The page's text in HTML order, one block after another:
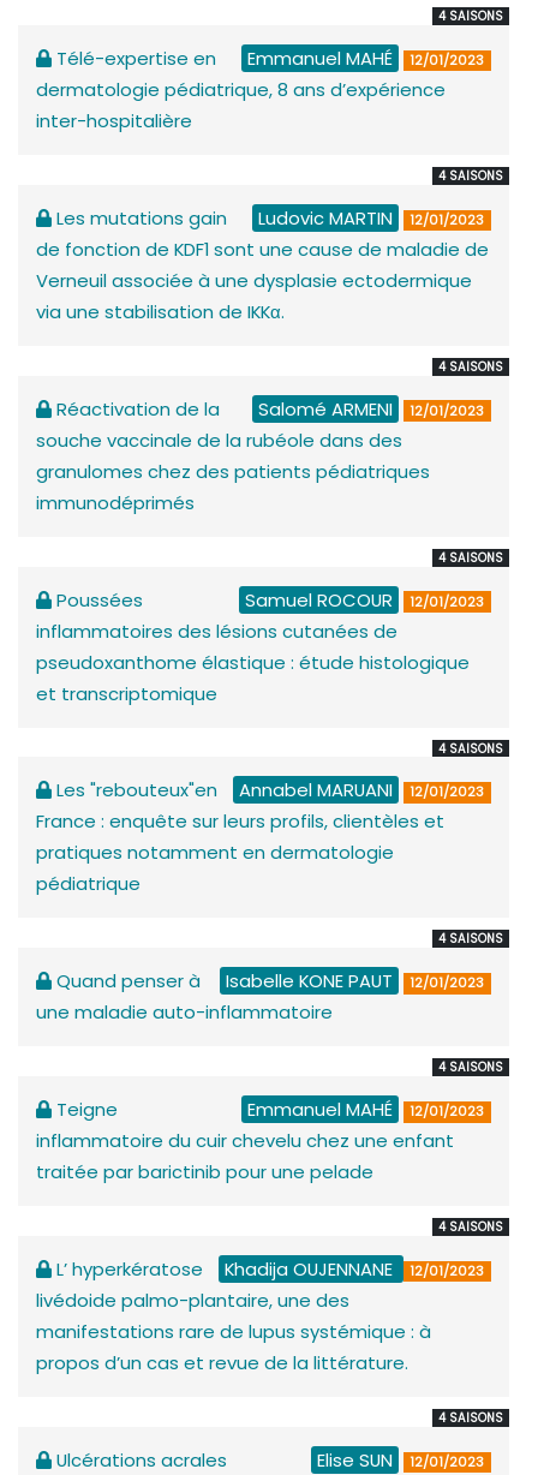
4 SAISONS
Emmanuel MAHÉ 12/01/2023
Télé-expertise en
dermatologie pédiatrique, 8 ans d’expérience
inter-hospitalière
4 SAISONS
Ludovic MARTIN 12/01/2023
Les mutations gain
de fonction de KDF1 sont une cause de maladie de
Verneuil associée à une dysplasie ectodermique
via une stabilisation de IKKα.
4 SAISONS
Salomé ARMENI 12/01/2023
Réactivation de la
souche vaccinale de la rubéole dans des
granulomes chez des patients pédiatriques
immunodéprimés
4 SAISONS
Samuel ROCOUR 12/01/2023
Poussées
inflammatoires des lésions cutanées de
pseudoxanthome élastique : étude histologique
et transcriptomique
4 SAISONS
Annabel MARUANI 12/01/2023
Les "rebouteux"en
France : enquête sur leurs profils, clientèles et
pratiques notamment en dermatologie
pédiatrique
4 SAISONS
Isabelle KONE PAUT 12/01/2023
Quand penser à
une maladie auto-inflammatoire
4 SAISONS
Emmanuel MAHÉ 12/01/2023
Teigne
inflammatoire du cuir chevelu chez une enfant
traitée par barictinib pour une pelade
4 SAISONS
Khadija OUJENNANE 12/01/2023
L’ hyperkératose
livédoide palmo-plantaire, une des
manifestations rare de lupus systémique : à
propos d’un cas et revue de la littérature.
4 SAISONS
Elise SUN 12/01/2023
Ulcérations acrales